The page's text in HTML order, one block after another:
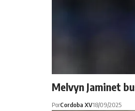
Melvyn Jaminet
PorCordoba XV18/09/2025